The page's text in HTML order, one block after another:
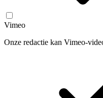
Vimeo
Onze redactie kan Vimeo-